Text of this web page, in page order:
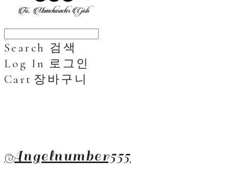
Search 검색
Log In 로그인
Cart 장바구니
Angelnumber555